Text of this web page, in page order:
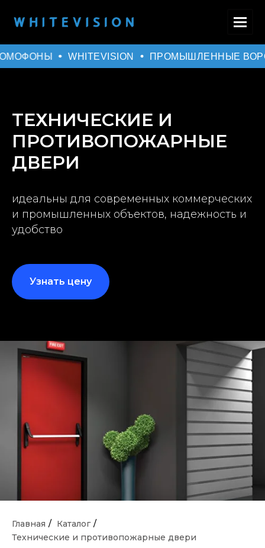
WHITEVISION ПРОМЫШЛЕННЫЕ
ТЕХНИЧЕСКИЕ И
ПРОТИВОПОЖАРНЫЕ
ДВЕРИ
идеальны для современных коммерческих
и промышленных объектов, надежность и
удобство
Узнать цену
Главная / Каталог /
Технические и противопожарные двери